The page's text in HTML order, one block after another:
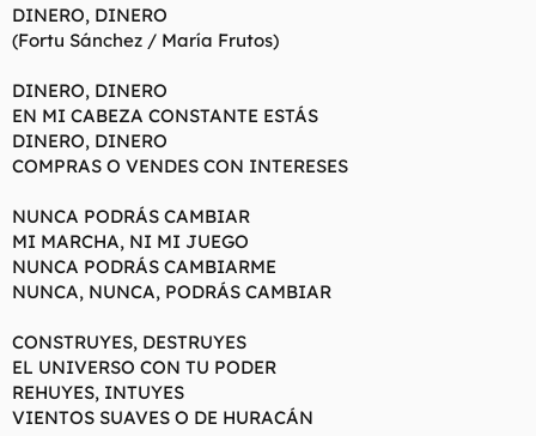
DINERO, DINERO
(Fortu Sánchez / María Frutos)
DINERO, DINERO
EN MI CABEZA CONSTANTE ESTÁS
DINERO, DINERO
COMPRAS O VENDES CON INTERESES
NUNCA PODRÁS CAMBIAR
MI MARCHA, NI MI JUEGO
NUNCA PODRÁS CAMBIARME
NUNCA, NUNCA, PODRÁS CAMBIAR
CONSTRUYES, DESTRUYES
EL UNIVERSO CON TU PODER
REHUYES, INTUYES
VIENTOS SUAVES O DE HURACÁN